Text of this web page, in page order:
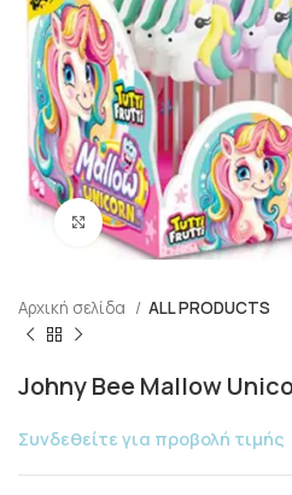
Click to enlarge
Αρχική σελίδα ALL PRODUCTS
Johny Bee Mallow
Συνδεθείτε για προβολή τιμής